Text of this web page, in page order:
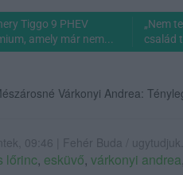
Tiggo 9 PHEV
amely már nem...
„Nem
család
Várkonyi Andrea:
09:46 | Fehér Buda /
lőrinc, esküvő, várkonyi andrea